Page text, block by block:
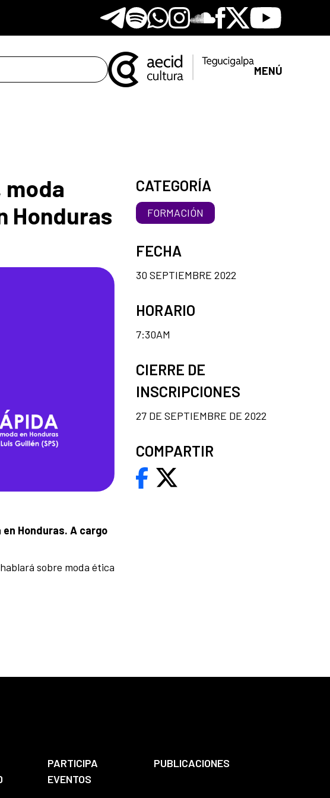
Telegram
SpotifyWhatsapp
Instagram
Soundclore
Facebook
X Youtube
MENÚ
moda
Honduras
Honduras. A cargo
sobre moda ética
CATEGORÍA
FORMACIÓN
FECHA
30 SEPTIEMBRE 2022
HORARIO
7:30AM
CIERRE DE
INSCRIPCIONES
27 DE SEPTIEMBRE DE 2022
COMPARTIR
PARTICIPA
PUBLICACIONES
EVENTOS